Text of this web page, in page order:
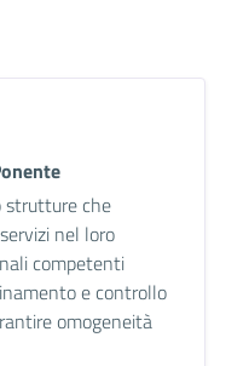
strutture che
nel loro
competenti
e controllo
omogeneità